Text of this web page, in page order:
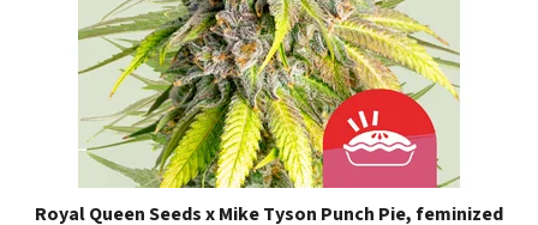
Royal Queen Seeds x Mike Tyson Punch Pie, feminized